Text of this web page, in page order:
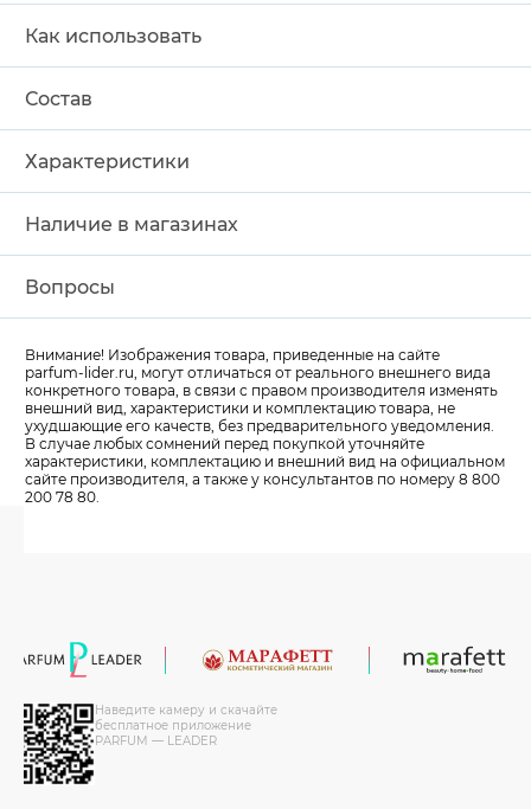
Как использовать
Состав
Характеристики
Наличие в магазинах
Вопросы
Внимание! Изображения товара, приведенные на сайте
parfum-lider.ru, могут отличаться от реального внешнего вида
конкретного товара, в связи с правом производителя изменять
внешний вид, характеристики и комплектацию товара, не
ухудшающие его качеств, без предварительного уведомления.
В случае любых сомнений перед покупкой уточняйте
характеристики, комплектацию и внешний вид на официальном
сайте производителя, а также у консультантов по номеру 8 800
200 78 80.
Наведите камеру и скачайте
бесплатное приложение
PARFUM — LEADER